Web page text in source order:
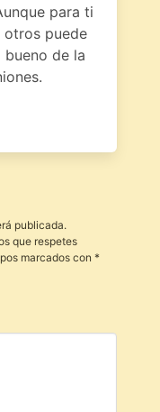
para ti
otros puede
bueno de la
publicada.
que respetes
marcados con *